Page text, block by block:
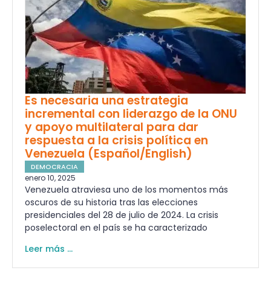
Es necesaria una estrategia
incremental con liderazgo de la ONU
y apoyo multilateral para dar
respuesta a la crisis política en
Venezuela (Español/English)
DEMOCRACIA
enero 10, 2025
Venezuela atraviesa uno de los momentos más
oscuros de su historia tras las elecciones
presidenciales del 28 de julio de 2024. La crisis
poselectoral en el país se ha caracterizado
Leer más ...